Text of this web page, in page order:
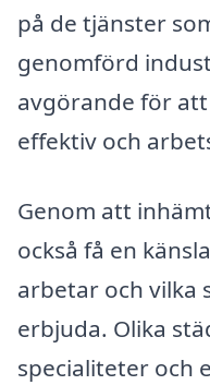
på de tjänster
genomförd
avgörande för
effektiv och
Genom att
också få en
arbetar och vilka
erbjuda. Olika
specialiteter och